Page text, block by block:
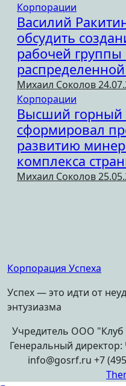
Корпорации
Василий
обсудить
рабочей
Михаил Соколов
Корпорации
Высший горный
сформировал
развитию
комплекса
Михаил Соколов
Корпорация Успеха
Успех — это идти от
энтузиазма
Учредитель ООО "Клуб
Генеральный
info@gosrf.ru +7